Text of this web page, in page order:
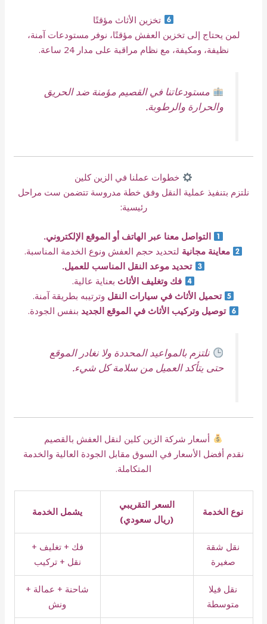
تخزين الأثاث مؤقتًا
لمن يحتاج إلى تخزين العفش مؤقتًا، نوفر مستودعات آمنة،
نظيفة، ومكيفة، مع نظام مراقبة على مدار 24 ساعة.
مستودعاتنا في القصيم مؤمنة ضد الحريق
والحرارة والرطوبة.
خطوات عملنا في الزين كلين
نلتزم بتنفيذ عملية النقل وفق خطة مدروسة تتضمن ست مراحل
رئيسية:
التواصل معنا عبر الهاتف أو الموقع الإلكتروني.
معاينة مجانية لتحديد حجم العفش ونوع الخدمة المناسبة.
تحديد موعد النقل المناسب للعميل.
فك وتغليف الأثاث بعناية عالية.
تحميل الأثاث في سيارات النقل وترتيبه بطريقة آمنة.
توصيل وتركيب الأثاث في الموقع الجديد بنفس الجودة.
نلتزم بالمواعيد المحددة ولا نغادر الموقع
حتى يتأكد العميل من سلامة كل شيء.
أسعار شركة الزين كلين لنقل العفش بالقصيم
نقدم أفضل الأسعار في السوق مقابل الجودة العالية والخدمة
المتكاملة.
نوع الخدمة
السعر التقريبي
(ريال سعودي)
يشمل الخدمة
نقل شقة
صغيرة
فك + تغليف +
نقل + تركيب
نقل فيلا
متوسطة
شاحنة + عمالة +
ونش